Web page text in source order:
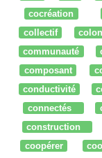
cocréation
collectif
communauté
composant
conductivité
connectés
construction
coopérer